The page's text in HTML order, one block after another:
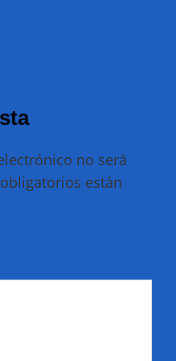
no será
están